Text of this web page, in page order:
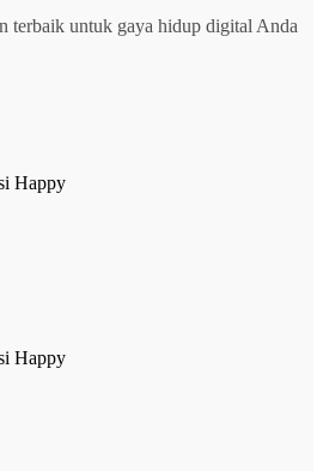
terbaik untuk gaya hidup digital Anda
Happy
Happy